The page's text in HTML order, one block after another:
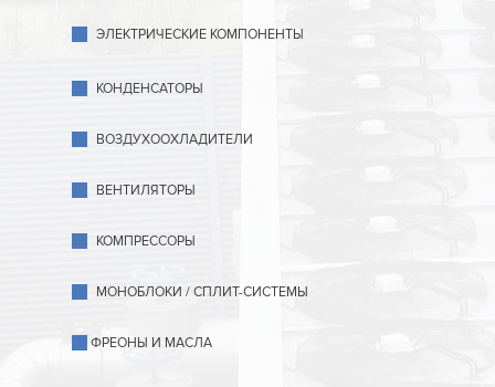
ЭЛЕКТРИЧЕСКИЕ КОМПОНЕНТЫ
КОНДЕНСАТОРЫ
ВОЗДУХООХЛАДИТЕЛИ
ВЕНТИЛЯТОРЫ
КОМПРЕССОРЫ
МОНОБЛОКИ / СПЛИТ-СИСТЕМЫ
ФРЕОНЫ И МАСЛА